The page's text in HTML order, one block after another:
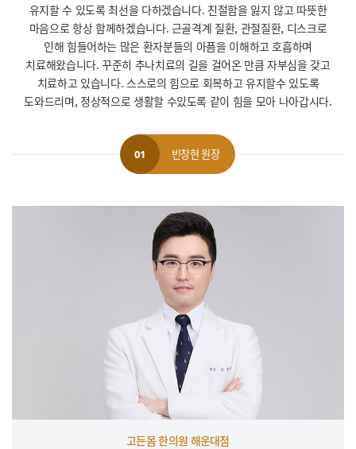
유지할 수 있도록 최선을 다하겠습니다. 친절함을 잃지 않고 따뜻한
마음으로 항상 함께하겠습니다. 근골격계 질환, 관절질환, 디스크로
인해 힘들어하는 많은 환자분들의 아픔을 이해하고 호흡하며
치료해왔습니다.꾸준히 추나치료의 길을 걸어온 만큼 자부심을 갖고
치료하고 있습니다. 스스로의 힘으로 회복하고 유지할수 있도록
도와드리며, 정상적으로 생활할 수있도록 같이 힘을 모아 나아갑시다.
01 빈창현 원장
고든몸 한의원 해운대점